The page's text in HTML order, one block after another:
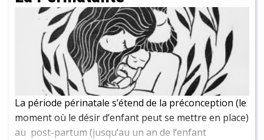
La période périnatale s’étend de la préconception (le
moment où le désir d’enfant peut se mettre en place)
au post-partum (jusqu’au un an de l’enfant